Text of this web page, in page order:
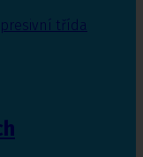
třída